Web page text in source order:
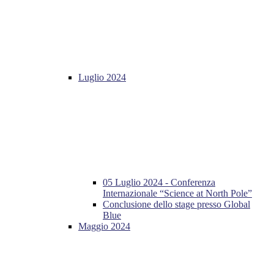
Luglio 2024
05 Luglio 2024 - Conferenza
Internazionale “Science at North Pole”
Conclusione dello stage presso Global
Blue
Maggio 2024